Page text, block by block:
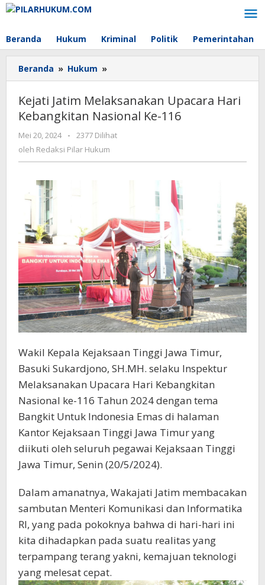
Lewati
Beranda Hukum Kriminal Politik Pemerintahan
Beranda » Hukum »
Jatim
Melaksanakan
Upacara
Hari
Kebangkitan
Ke-
Kejati Jatim Melaksanakan Upacara Hari
Kebangkitan Nasional Ke-116
Mei 20, 2024
oleh
Redaksi
-
2377 Dilihat
oleh Redaksi Pilar Hukum
Wakil Kepala Kejaksaan Tinggi Jawa Timur,
Basuki Sukardjono, SH.MH. selaku Inspektur
Melaksanakan Upacara Hari Kebangkitan
Nasional ke-116 Tahun 2024 dengan tema
Bangkit Untuk Indonesia Emas di halaman
Kantor Kejaksaan Tinggi Jawa Timur yang
diikuti oleh seluruh pegawai Kejaksaan Tinggi
Jawa Timur, Senin (20/5/2024).
Dalam amanatnya, Wakajati Jatim membacakan
sambutan Menteri Komunikasi dan Informatika
RI, yang pada pokoknya bahwa di hari-hari ini
kita dihadapkan pada suatu realitas yang
terpampang terang yakni, kemajuan teknologi
yang melesat cepat.